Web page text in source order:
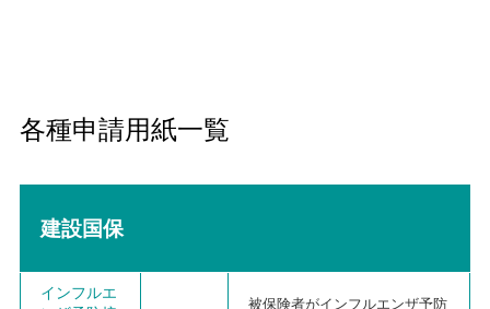
各種申請用紙一覧
建設国保
インフルエ
被保険者がインフルエンザ予防